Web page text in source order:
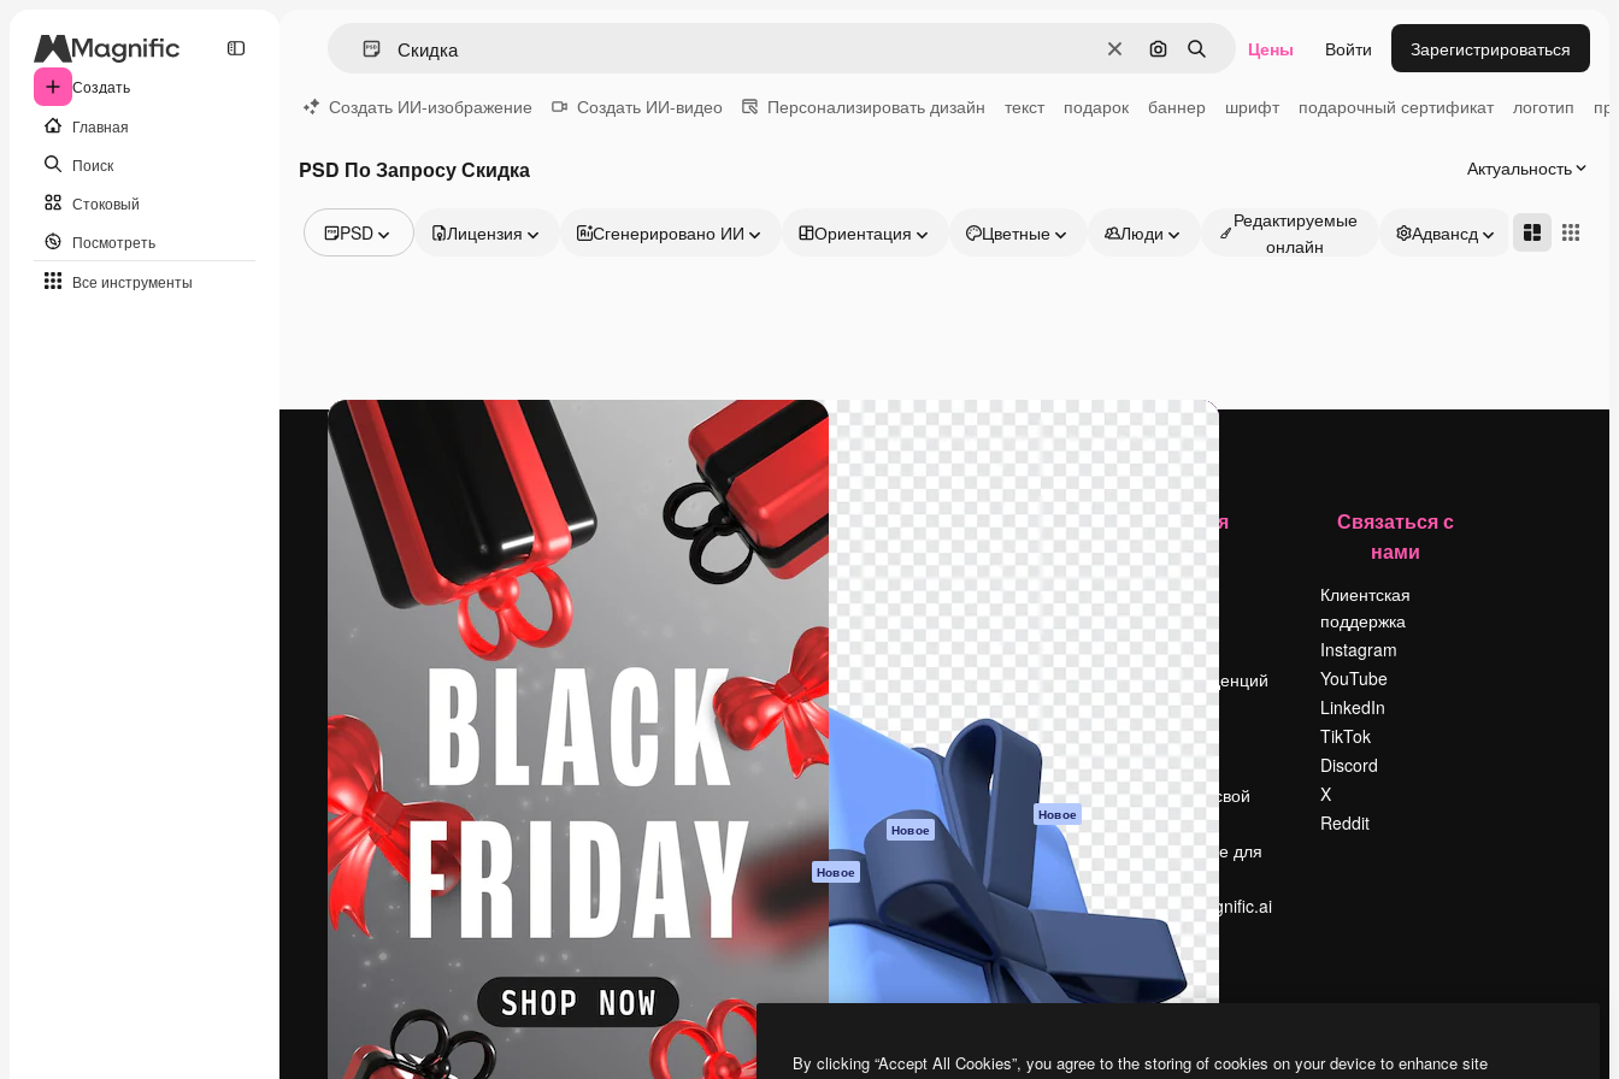
Создать
Главная
Поиск
Стоковый
Посмотреть
Все инструменты
ОчиститьПоиск по изображению
Поиск Цены Войти Зарегистрироваться
Создать ИИ-изображение Создать ИИ-видео Персонализировать дизайн текст подарок баннер шрифт подарочный сертификат логотип
PSD По Запросу Скидка Актуальность
PSD
Видео
Видеоролик
Моушн-дизайн
Видеошаблоны
Иконки
3D-модели
Шрифты
Лицензия Сгенерировано ИИ Ориентация Цветные Люди
Редактируемые
онлайн
Адвансд
Креативная платформа для создания
ваших лучших работ. Более 1 миллиона
подписчиков среди креаторов,
предприятий, агентств и студий.
Pусский
Продукция
Spaces
ИИ-помощник
Генератор
изображений ИИ
Генератор видео
ИИ
Генератор голоса
на основе ИИ
Стоковый контент
MCP для
Claude/ChatGPT
Новое
Агенты Новое
Мобильное
приложение
Magnific
Начать
Academy
Документация по
Пакету ИИ
Служба
поддержки
Условия и
положения
Политика
конфиденциальности
Оригиналы
Новое
Политика файлов
cookie
Центр доверия
Партнеры
Предприятие
Компания
Цены
О нас
Reviews
Вакансии
Поиск тенденций
Блог
События
Slidesgo
Продайте свой
контент
Помещение для
прессы
Ищете magnific.ai
Связаться с
нами
Клиентская
поддержка
Instagram
YouTube
LinkedIn
TikTok
Discord
X
Reddit
By clicking “Accept All Cookies”, you agree to the storing of cookies on your device to enhance site